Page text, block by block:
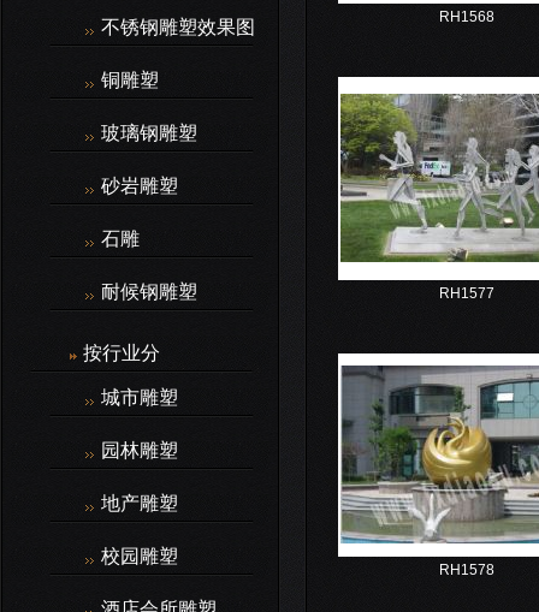
不锈钢雕塑效果图
铜雕塑
玻璃钢雕塑
砂岩雕塑
石雕
耐候钢雕塑
按行业分
城市雕塑
园林雕塑
地产雕塑
校园雕塑
RH1568
RH1577
RH1578